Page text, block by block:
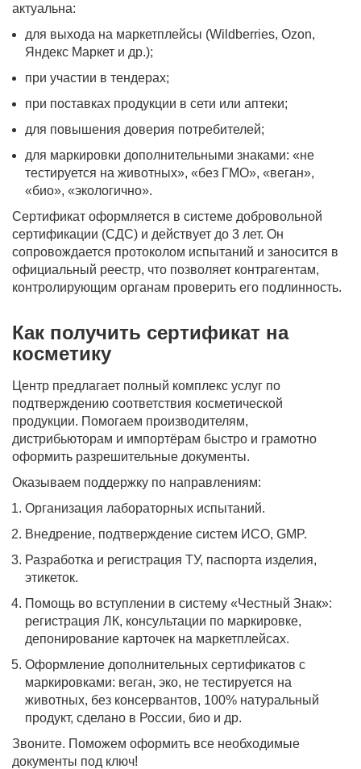
актуальна:
для выхода на маркетплейсы (Wildberries, Ozon,
Яндекс Маркет и др.);
при участии в тендерах;
при поставках продукции в сети или аптеки;
для повышения доверия потребителей;
для маркировки дополнительными знаками: «не
тестируется на животных», «без ГМО», «веган»,
«био», «экологично».
Сертификат оформляется в системе добровольной
сертификации (СДС) и действует до 3 лет. Он
сопровождается протоколом испытаний и заносится в
официальный реестр, что позволяет контрагентам,
контролирующим органам проверить его подлинность.
Как получить сертификат на
косметику
Центр предлагает полный комплекс услуг по
подтверждению соответствия косметической
продукции. Помогаем производителям,
дистрибьюторам и импортёрам быстро и грамотно
оформить разрешительные документы.
Оказываем поддержку по направлениям:
Организация лабораторных испытаний.
Внедрение, подтверждение систем ИСО, GMP.
Разработка и регистрация ТУ, паспорта изделия,
этикеток.
Помощь во вступлении в систему «Честный Знак»:
регистрация ЛК, консультации по маркировке,
депонирование карточек на маркетплейсах.
Оформление дополнительных сертификатов с
маркировками: веган, эко, не тестируется на
животных, без консервантов, 100% натуральный
продукт, сделано в России, био и др.
Звоните. Поможем оформить все необходимые
документы под ключ!